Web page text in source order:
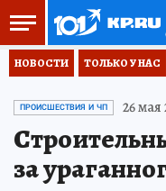
НОВОСТИ ТОЛЬКО У НАС
ПРОИСШЕСТВИЯ И ЧП 26 мая
за